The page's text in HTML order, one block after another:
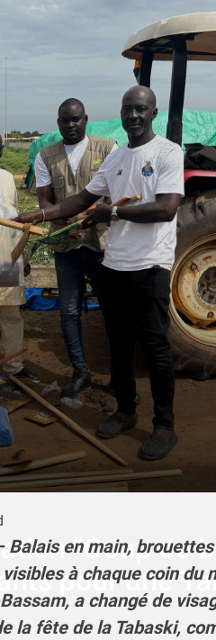
“Coup de
pour une
Balais en main,
à chaque coin du
a changé de
la fête de la Tabaski,